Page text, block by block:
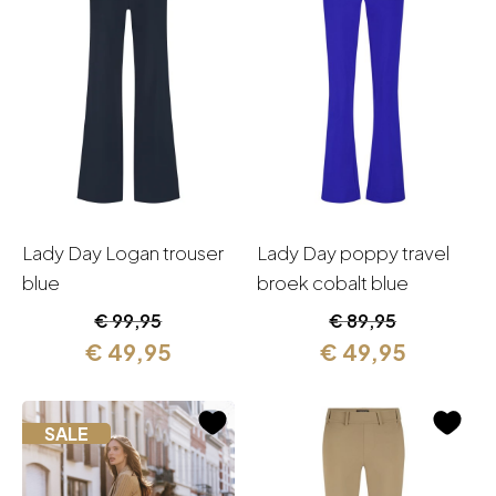
Lady Day Logan trouser
blue
€99,95
Oorspronkelijke
prijs
€ 99,95.
€ 49,95
Huidige
prijs
€ 49,95.
Lady Day poppy travel
broek cobalt blue
€89,95
prijs
€ 89,95.
€ 49,95
Huidige
prijs
€ 49,95.
SALE